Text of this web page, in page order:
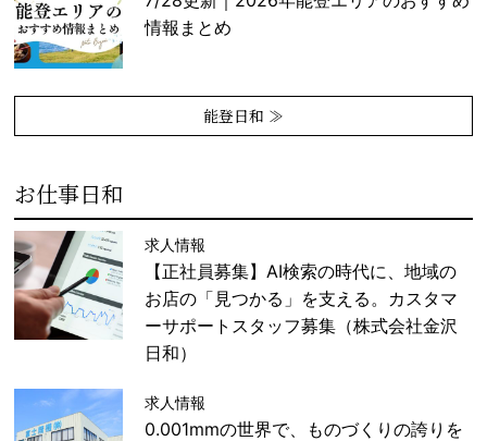
情報まとめ
能登日和 ≫
お仕事日和
求人情報
【正社員募集】AI検索の時代に、地域の
お店の「見つかる」を支える。カスタマ
ーサポートスタッフ募集（株式会社金沢
日和）
求人情報
0.001mmの世界で、ものづくりの誇りを